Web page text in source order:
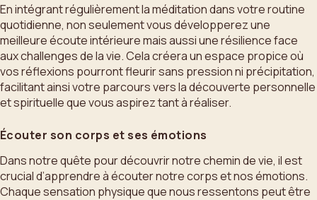
En intégrant régulièrement la méditation dans votre routine
quotidienne, non seulement vous développerez une
meilleure écoute intérieure mais aussi une résilience face
aux challenges de la vie. Cela créera un espace propice où
vos réflexions pourront fleurir sans pression ni précipitation,
facilitant ainsi votre parcours vers la découverte personnelle
et spirituelle que vous aspirez tant à réaliser.
Écouter son corps et ses émotions
Dans notre quête pour découvrir notre chemin de vie, il est
crucial d’apprendre à écouter notre corps et nos émotions.
Chaque sensation physique que nous ressentons peut être